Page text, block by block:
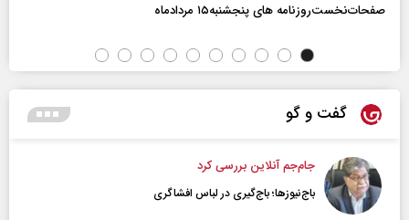
صفحات‌نخست‌روزنامه ها‌ی پنجشنبه‌۱۵ مردادماه
گفت و گو
جام‌جم آنلاین بررسی کرد
باج‌نیوزها؛ باج‌گیری در لباس افشاگری